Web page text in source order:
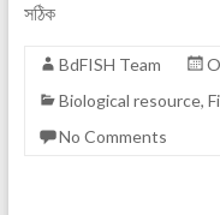
সঠিক
BdFISH Team
Biological resource,
No Comments